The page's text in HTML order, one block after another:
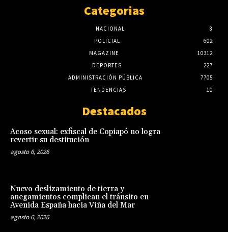
Categorias
NACIONAL
8
POLICIAL
602
MAGAZINE
10312
DEPORTES
227
ADMINISTRACIÓN PÚBLICA
7705
TENDENCIAS
10
Destacados
Acoso sexual: exfiscal de Copiapó no logra
revertir su destitución
agosto 6, 2026
Nuevo deslizamiento de tierra y
anegamientos complican el tránsito en
Avenida España hacia Viña del Mar
agosto 6, 2026